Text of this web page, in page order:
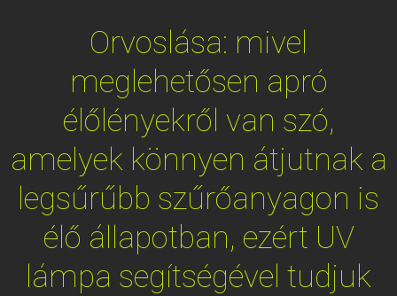
Orvoslása: mivel
meglehetősen apró
élőlényekről van szó,
amelyek könnyen átjutnak a
legsűrűbb szűrőanyagon is
élő állapotban, ezért UV
lámpa segítségével tudjuk